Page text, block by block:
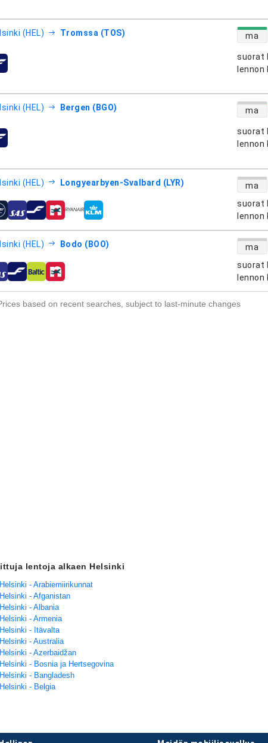
(HEL) Tromssa (TOS)
suorat
lennon
ma
(HEL) Bergen (BGO)
suorat
lennon
ma
(HEL) Longyearbyen-Svalbard (LYR)
suorat
lennon
ma
(HEL) Bodo (BOO)
suorat
lennon
ma
based on recent searches, subject to last-minute changes
lentoja alkaen Helsinki
- Arabiemiirikunnat
- Afganistan
- Albania
- Armenia
- Itävalta
- Australia
- Azerbaidžan
- Bosnia ja Hertsegovina
- Bangladesh
- Belgia